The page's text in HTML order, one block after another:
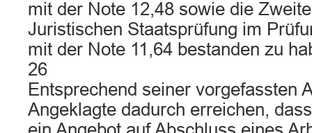
mit der Note 12,48 sowie die
Juristischen Staatsprüfung im
mit der Note 11,64 bestanden zu
26
Entsprechend seiner vorgefassten
Angeklagte dadurch erreichen,